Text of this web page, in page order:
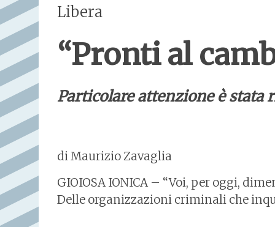
Libera
“Pronti al
Particolare attenzione è
di Maurizio Zavaglia
GIOIOSA IONICA – “Voi, per oggi,
Delle organizzazioni criminali che